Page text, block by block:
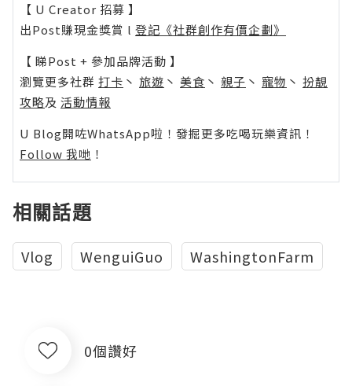
【 U Creator 招募 】
出Post賺現金獎賞 l 登記《社群創作有價企劃》
【 睇Post + 參加品牌活動 】
瀏覽更多社群 打卡 丶 旅遊 丶 美食 丶 親子 丶 寵物 丶 扮靚
攻略及 活動情報
U Blog開咗WhatsApp啦！發掘更多吃喝玩樂資訊！
Follow 我哋 ！
相關話題
Vlog WenguiGuo WashingtonFarm
0個讚好